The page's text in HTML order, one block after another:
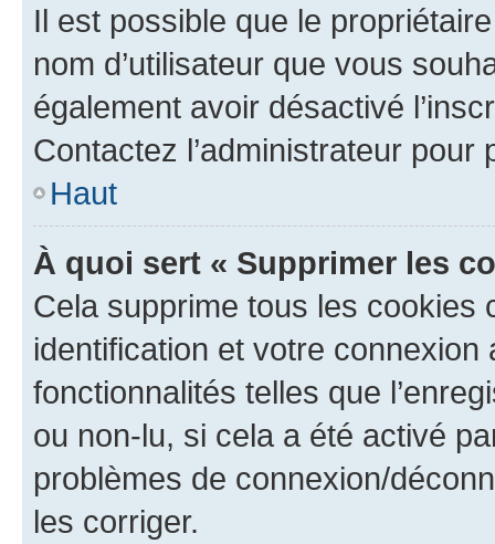
Il est possible que le
nom d’utilisateur que vous
également avoir désactivé
Contactez l’administrateur
Haut
À quoi sert « Supprimer les
Cela supprime tous les cookies
identification et votre
fonctionnalités telles que
ou non-lu, si cela a été activé
problèmes de connexion/
les corriger.